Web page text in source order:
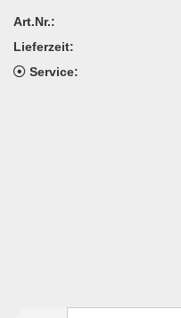
Art.Nr.:
Lieferzeit:
Service: